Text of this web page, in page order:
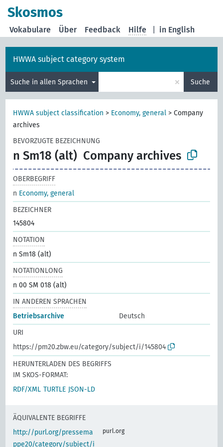
Skosmos
in English
Vokabulare Über Feedback Hilfe
HWWA subject category system
Suche in allen Sprachen × Suche
HWWA subject classification > Economy, general >Company
archives
BEVORZUGTE BEZEICHNUNG
n Sm18 (alt) Company archives
OBERBEGRIFF
n Economy, general
BEZEICHNER
145804
NOTATION
n Sm18 (alt)
NOTATIONLONG
n 00 SM 018 (alt)
IN ANDEREN SPRACHEN
Betriebsarchive
Deutsch
URI
https://pm20.zbw.eu/category/subject/i/145804
HERUNTERLADEN DES BEGRIFFS
IM SKOS-FORMAT:
RDF/XML TURTLE JSON-LD
ÄQUIVALENTE BEGRIFFE
http://purl.org/pressema
ppe20/category/subject/i
purl.org